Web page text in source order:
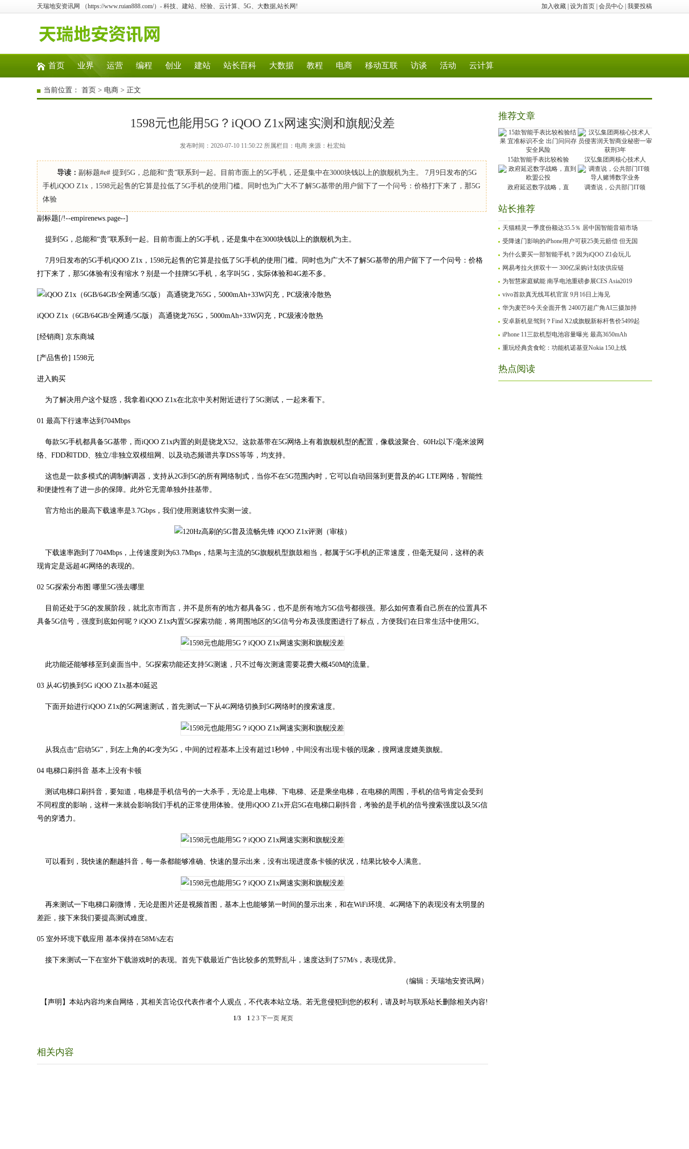
加入收藏 设为首页 会员中心 我要投稿
天瑞地安资讯网 （https://www.ruian888.com/）- 科技、建站、经验、云计算、5G、大数据,站长网!
首页 业界 运营 编程 创业 建站 站长百科 大数据 教程 电商 移动互联 访谈 活动 云计算
当前位置： 首页 > 电商 > 正文
1598元也能用5G？iQOO Z1x网速实测和旗舰没差
发布时间：2020-07-10 11:50:22 所属栏目：电商 来源：杜宏灿
导读： 副标题#e# 提到5G，总能和“贵”联系到一起。目前市面上的5G手机，还是集中在3000块钱以上的旗舰机为主。 7月9日发布的5G
手机iQOO Z1x，1598元起售的它算是拉低了5G手机的使用门槛。同时也为广大不了解5G基带的用户留下了一个问号：价格打下来了，那5G
体验
副标题[/!--empirenews.page--]
提到5G，总能和“贵”联系到一起。目前市面上的5G手机，还是集中在3000块钱以上的旗舰机为主。
7月9日发布的5G手机iQOO Z1x，1598元起售的它算是拉低了5G手机的使用门槛。同时也为广大不了解5G基带的用户留下了一个问号：价格
打下来了，那5G体验有没有缩水？别是一个挂牌5G手机，名字叫5G，实际体验和4G差不多。
iQOO Z1x（6GB/64GB/全网通/5G版） 高通骁龙765G，5000mAh+33W闪充，PC级液冷散热
[经销商] 京东商城
[产品售价] 1598元
进入购买
为了解决用户这个疑惑，我拿着iQOO Z1x在北京中关村附近进行了5G测试，一起来看下。
01 最高下行速率达到704Mbps
每款5G手机都具备5G基带，而iQOO Z1x内置的则是骁龙X52。这款基带在5G网络上有着旗舰机型的配置，像载波聚合、60Hz以下/毫米波网
络、FDD和TDD、独立/非独立双模组网、以及动态频谱共享DSS等等，均支持。
这也是一款多模式的调制解调器，支持从2G到5G的所有网络制式，当你不在5G范围内时，它可以自动回落到更普及的4G LTE网络，智能性
和便捷性有了进一步的保障。此外它无需单独外挂基带。
官方给出的最高下载速率是3.7Gbps，我们使用测速软件实测一波。
下载速率跑到了704Mbps，上传速度则为63.7Mbps，结果与主流的5G旗舰机型旗鼓相当，都属于5G手机的正常速度，但毫无疑问，这样的表
现肯定是远超4G网络的表现的。
02 5G探索分布图 哪里5G强去哪里
目前还处于5G的发展阶段，就北京市而言，并不是所有的地方都具备5G，也不是所有地方5G信号都很强。那么如何查看自己所在的位置具不
具备5G信号，强度到底如何呢？iQOO Z1x内置5G探索功能，将周围地区的5G信号分布及强度图进行了标点，方便我们在日常生活中使用5G。
此功能还能够移至到桌面当中。5G探索功能还支持5G测速，只不过每次测速需要花费大概450M的流量。
03 从4G切换到5G iQOO Z1x基本0延迟
下面开始进行iQOO Z1x的5G网速测试，首先测试一下从4G网络切换到5G网络时的搜索速度。
从我点击“启动5G”，到左上角的4G变为5G，中间的过程基本上没有超过1秒钟，中间没有出现卡顿的现象，搜网速度媲美旗舰。
04 电梯口刷抖音 基本上没有卡顿
测试电梯口刷抖音，要知道，电梯是手机信号的一大杀手，无论是上电梯、下电梯、还是乘坐电梯，在电梯的周围，手机的信号肯定会受到
不同程度的影响，这样一来就会影响我们手机的正常使用体验。使用iQOO Z1x开启5G在电梯口刷抖音，考验的是手机的信号搜索强度以及5G信
号的穿透力。
可以看到，我快速的翻越抖音，每一条都能够准确、快速的显示出来，没有出现进度条卡顿的状况，结果比较令人满意。
再来测试一下电梯口刷微博，无论是图片还是视频首图，基本上也能够第一时间的显示出来，和在WiFi环境、4G网络下的表现没有太明显的
差距，接下来我们要提高测试难度。
05 室外环境下载应用 基本保持在58M/s左右
接下来测试一下在室外下载游戏时的表现。首先下载最近广告比较多的荒野乱斗，速度达到了57M/s，表现优异。
（编辑：天瑞地安资讯网）
【声明】本站内容均来自网络，其相关言论仅代表作者个人观点，不代表本站立场。若无意侵犯到您的权利，请及时与联系站长删除相关内容!
1/3 1 2 3 下一页 尾页
相关内容
推荐文章
15款智能手表比较检验 汉弘集团两核心技术人
政府延迟数字战略，直 调查说，公共部门IT领
站长推荐
天猫精灵一季度份额达35.5％ 居中国智能音箱市场
受降速门影响的iPhone用户可获25美元赔偿 但无国
为什么要买一部智能手机？因为iQOO Z1会玩儿
网易考拉火拼双十一 300亿采购计划攻供应链
为智慧家庭赋能 南孚电池重磅参展CES Asia2019
vivo首款真无线耳机官宣 9月16日上海见
华为麦芒8今天全面开售 2400万超广角AI三摄加持
安卓新机皇驾到？Find X2成旗舰新标杆售价5499起
iPhone 11三款机型电池容量曝光 最高3650mAh
重玩经典贪食蛇：功能机诺基亚Nokia 150上线
热点阅读